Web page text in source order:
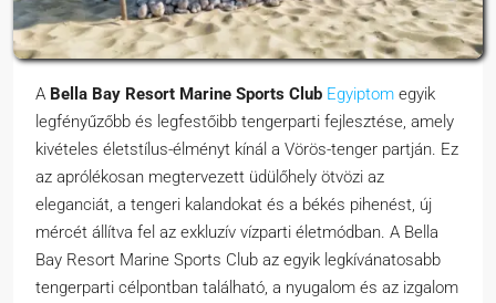
A Bella Bay Resort Marine Sports Club Egyiptom egyik
legfényűzőbb és legfestőibb tengerparti fejlesztése, amely
kivételes életstílus-élményt kínál a Vörös-tenger partján. Ez
az aprólékosan megtervezett üdülőhely ötvözi az
eleganciát, a tengeri kalandokat és a békés pihenést, új
mércét állítva fel az exkluzív vízparti életmódban. A Bella
Bay Resort Marine Sports Club az egyik legkívánatosabb
tengerparti célpontban található, a nyugalom és az izgalom